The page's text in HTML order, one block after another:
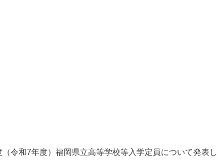
令和7年度）福岡県立高等学校等入学定員について発表し